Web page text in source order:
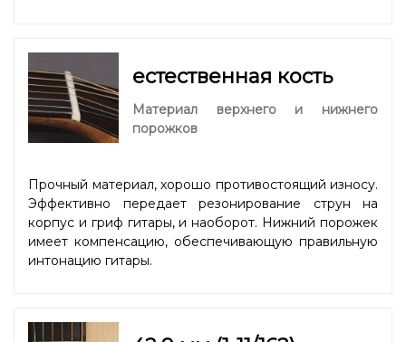
естественная кость
Материал верхнего и нижнего
порожков
Прочный материал, хорошо противостоящий износу.
Эффективно передает резонирование струн на
корпус и гриф гитары, и наоборот. Нижний порожек
имеет компенсацию, обеспечивающую правильную
интонацию гитары.